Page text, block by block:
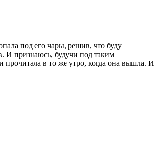
под его чары, решив, что буду
И признаюсь, будучи под таким
прочитала в то же утро, когда она вышла. И